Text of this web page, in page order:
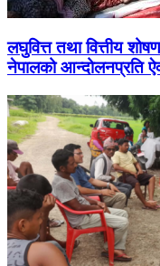
लघुवित्त तथा वित्तीय
नेपालको आन्दोलनप्रति